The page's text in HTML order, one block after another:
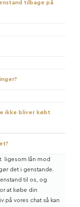
tilbage på
ikke bliver købt
ligesom lån mod
det i genstande.
til os, og
at købe din
på vores chat så kan